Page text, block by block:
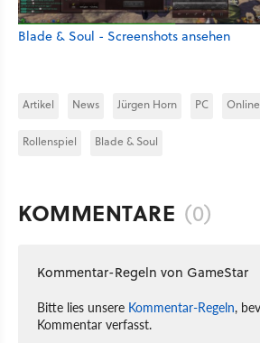
Blade & Soul - Screenshots ansehen
Artikel News Jürgen Horn PC
Rollenspiel Blade & Soul
KOMMENTARE (0)
Kommentar-Regeln von GameStar
Bitte lies unsere Kommentar-Regeln,
Kommentar verfasst.